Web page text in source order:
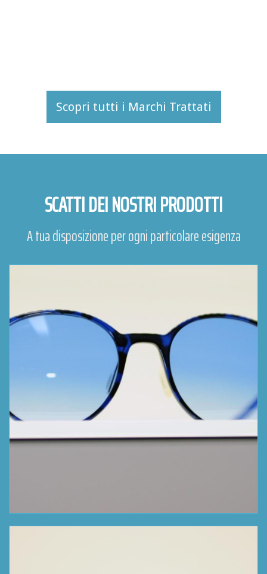
Scopri tutti i Marchi Trattati
SCATTI DEI NOSTRI PRODOTTI
A tua disposizione per ogni particolare esigenza